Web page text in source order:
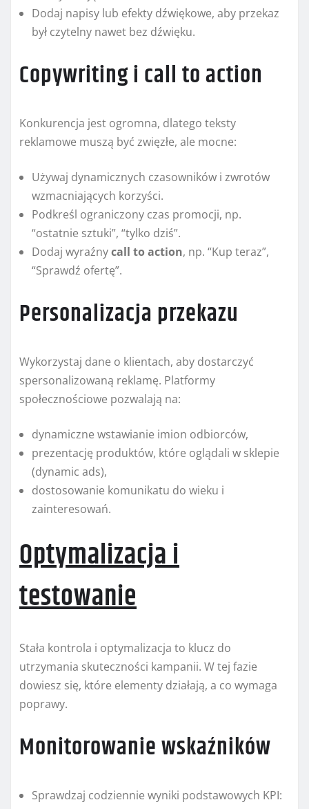
Dodaj napisy lub efekty dźwiękowe, aby przekaz
był czytelny nawet bez dźwięku.
Copywriting i call to action
Konkurencja jest ogromna, dlatego teksty
reklamowe muszą być zwięzłe, ale mocne:
Używaj dynamicznych czasowników i zwrotów
wzmacniających korzyści.
Podkreśl ograniczony czas promocji, np.
“ostatnie sztuki”, “tylko dziś”.
Dodaj wyraźnycall to action, np. “Kup teraz”,
“Sprawdź ofertę”.
Personalizacja przekazu
Wykorzystaj dane o klientach, aby dostarczyć
spersonalizowaną reklamę. Platformy
społecznościowe pozwalają na:
dynamiczne wstawianie imion odbiorców,
prezentację produktów, które oglądali w sklepie
(dynamic ads),
dostosowanie komunikatu do wieku i
zainteresowań.
Optymalizacja i
testowanie
Stała kontrola i optymalizacja to klucz do
utrzymania skuteczności kampanii. W tej fazie
dowiesz się, które elementy działają, a co wymaga
poprawy.
Monitorowanie wskaźników
Sprawdzaj codziennie wyniki podstawowych KPI: